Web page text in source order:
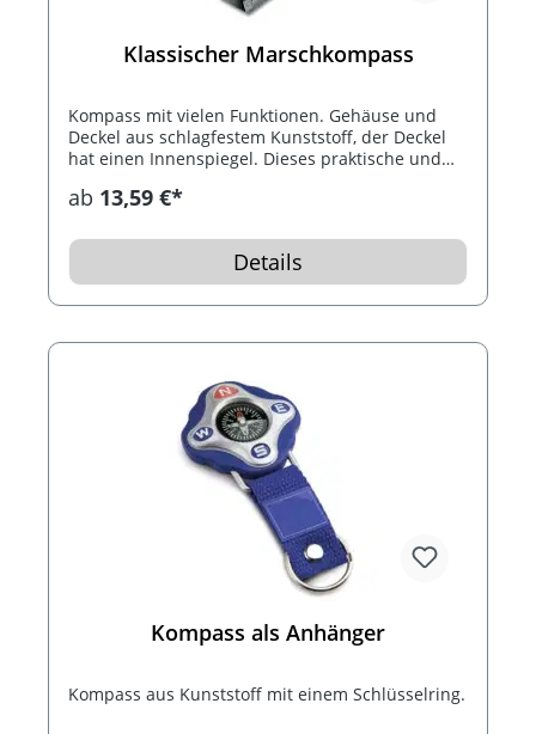
Klassischer Marschkompass
Kompass mit vielen Funktionen. Gehäuse und
Deckel aus schlagfestem Kunststoff, der Deckel
hat einen Innenspiegel. Dieses praktische und
mit saphirgelagerter Nadel, der Kapselboden ist
Kombi-Skala 64? (jedes mil markiert) und 360°
(jeder 5. Grad markiert), ein Lineal mit cm und
inch, Peilmarken und eine fluoreszierende
Nadelspitze, sowie eine Haltering.
ab 13,59 €*
Details
Kompass als Anhänger
Kompass aus Kunststoff mit einem Schlüsselring.